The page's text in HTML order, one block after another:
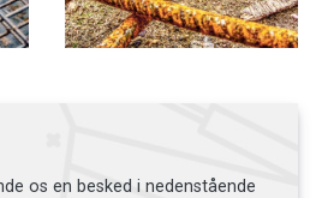
os en besked i nedenstående